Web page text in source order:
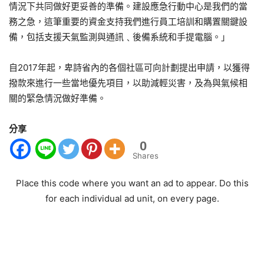
情況下共同做好更妥善的準備。建設應急行動中心是我們的當
務之急，這筆重要的資金支持我們進行員工培訓和購置關鍵設
備，包括支援天氣監測與通訊﹑後備系統和手提電腦。」
自2017年起，卑詩省內的各個社區可向計劃提出申請，以獲得
撥款來進行一些當地優先項目，以助減輕災害，及為與氣候相
關的緊急情況做好準備。
分享
0
Shares
Place this code where you want an ad to appear. Do this
for each individual ad unit, on every page.